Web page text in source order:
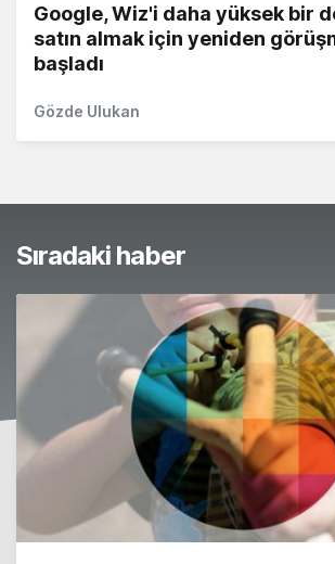
Google, Wiz'i daha yüksek bir
satın almak için yeniden
başladı
Gözde Ulukan
Sıradaki haber